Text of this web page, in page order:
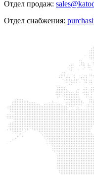
Отдел продаж:
Отдел снабжения: